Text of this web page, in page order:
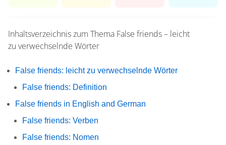
Inhaltsverzeichnis zum Thema False friends – leicht
zu verwechselnde Wörter
False friends: leicht zu verwechselnde Wörter
False friends: Definition
False friends in English and German
False friends: Verben
False friends: Nomen